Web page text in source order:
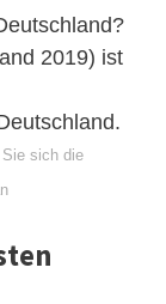
2019) ist
Sie sich die